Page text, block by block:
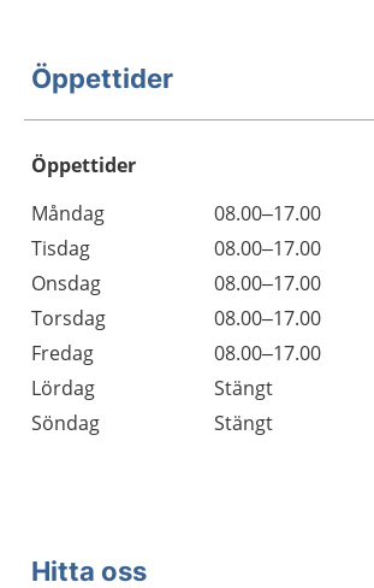
Öppettider
Öppettider
Dag
Öppettider
Kommentarer
Måndag
08.00–17.00
Tisdag
08.00–17.00
Onsdag
08.00–17.00
Torsdag
08.00–17.00
Fredag
08.00–17.00
Lördag
Stängt
Söndag
Stängt
Hitta oss